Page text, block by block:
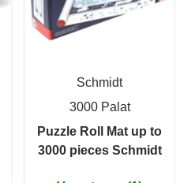
Schmidt
3000 Palat
Puzzle Roll Mat up to
3000 pieces Schmidt